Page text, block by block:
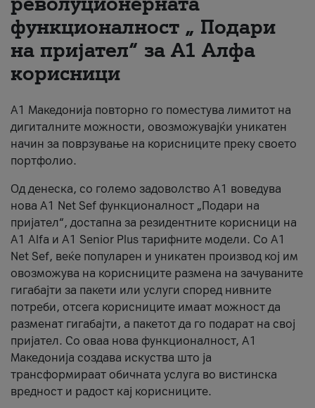
За нас
#ПодобарОнлајн
функционалност „ Подари
на пријател“ за А1 Алфа
корисници
А1 Македонија повторно го поместува лимитот на
дигиталните можности, овозможувајќи уникатен
начин за поврзување на корисниците преку своето
портфолио.
Од денеска, со големо задоволство А1 воведува
нова A1 Net Sef функционалност „Подари на
пријател“, достапна за резидентните корисници на
А1 Alfa и A1 Senior Plus тарифните модели. Со A1
Net Sef, веќе популарен и уникатен производ кој им
овозможува на корисниците размена на зачуваните
гигабајти за пакети или услуги според нивните
потреби, отсега корисниците имаат можност да
разменат гигабајти, а пакетот да го подарат на свој
пријател. Со оваа нова функционалност, А1
Македонија создава искуства што ја
трансформираат обичната услуга во вистинска
вредност и радост кај корисниците.